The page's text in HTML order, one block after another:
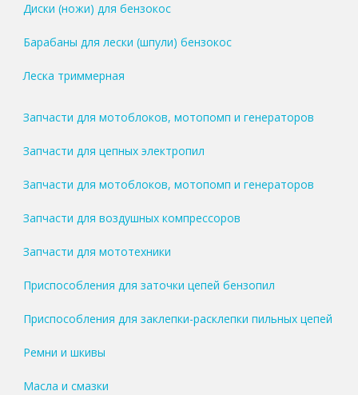
Диски (ножи) для бензокос
Барабаны для лески (шпули) бензокос
Леска триммерная
Запчасти для мотоблоков, мотопомп и генераторов
Запчасти для цепных электропил
Запчасти для мотоблоков, мотопомп и генераторов
Запчасти для воздушных компрессоров
Запчасти для мототехники
Приспособления для заточки цепей бензопил
Приспособления для заклепки-расклепки пильных цепей
Ремни и шкивы
Масла и смазки